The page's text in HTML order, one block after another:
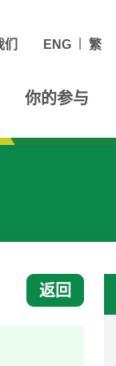
ENG 繁
你的参与
返回